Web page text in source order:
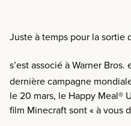
Juste à temps pour la sortie
s’est associé à Warner Bros.
dernière campagne
le 20 mars, le Happy Meal®
film Minecraft sont « à vous